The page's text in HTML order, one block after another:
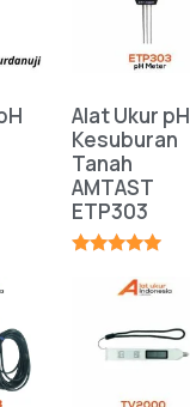
Alat Ukur pH
Kesuburan
Tanah
AMTAST
ETP303